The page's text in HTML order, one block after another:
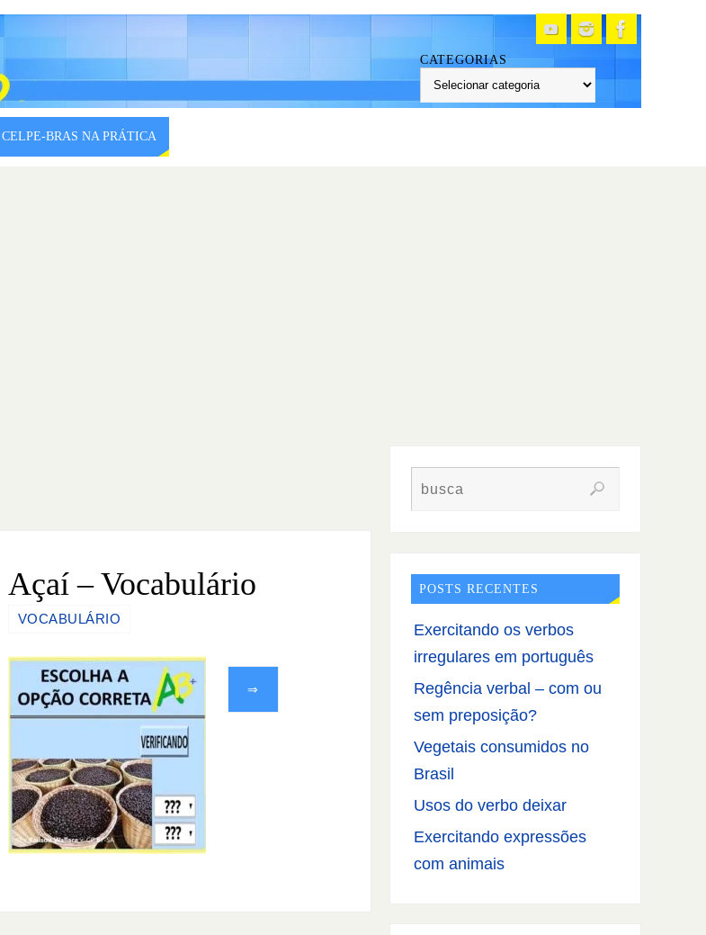
CATEGORIAS
CELPE-BRAS NA PRÁTICA
Açaí – Vocabulário
VOCABULÁRIO
⇒
POSTS RECENTES
Exercitando os verbos
irregulares em português
Regência verbal – com ou
sem preposição?
Vegetais consumidos no
Brasil
Usos do verbo deixar
Exercitando expressões
com animais